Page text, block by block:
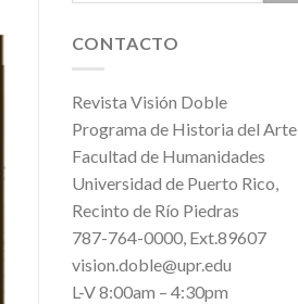
CONTACTO
Revista Visión Doble
Programa de Historia del Arte
Facultad de Humanidades
Universidad de Puerto Rico,
Recinto de Río Piedras
787-764-0000, Ext.89607
vision.doble@upr.edu
L-V 8:00am – 4:30pm